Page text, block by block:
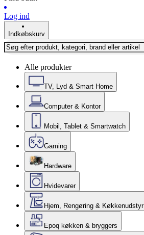
Log ind
Indkøbskurv
Alle produkter
TV, Lyd & Smart Home
Computer & Kontor
Mobil, Tablet & Smartwatch
Gaming
Hardware
Hvidevarer
Hjem, Rengøring & Køkkenudstyr
Epoq køkken & bryggers